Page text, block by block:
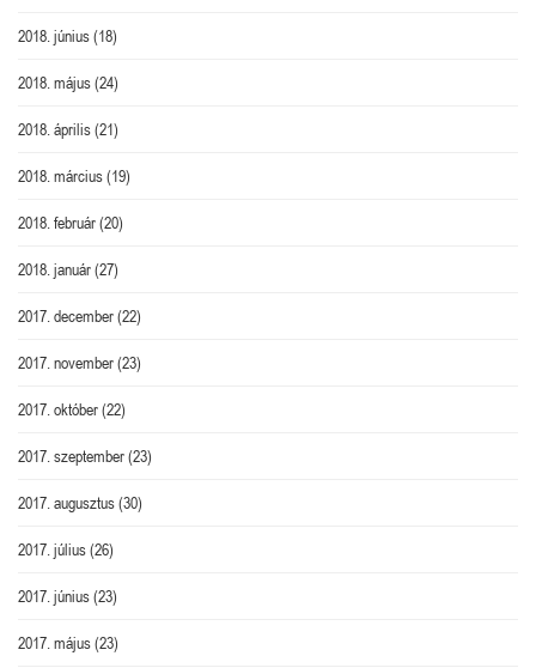
2018. június(18)
2018. május(24)
2018. április(21)
2018. március(19)
2018. február(20)
2018. január(27)
2017. december(22)
2017. november(23)
2017. október(22)
2017. szeptember(23)
2017. augusztus(30)
2017. július(26)
2017. június(23)
2017. május(23)